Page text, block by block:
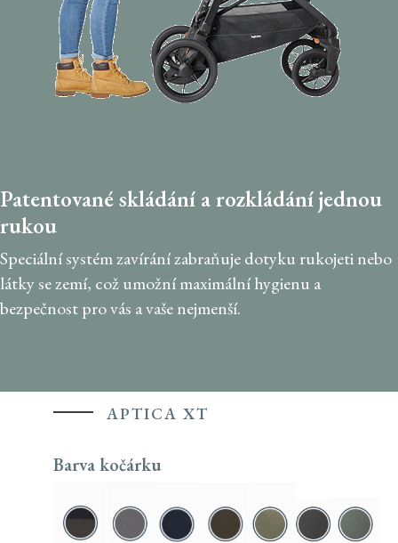
Patentované skládání a rozkládání jednou
rukou
Speciální systém zavírání zabraňuje dotyku rukojeti nebo
látky se zemí, což umožní maximální hygienu a
bezpečnost pro vás a vaše nejmenší.
APTICA XT
Barva kočárku